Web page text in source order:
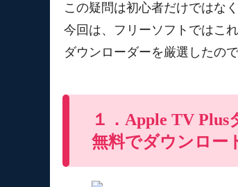
この疑問は初心者だけではな
今回は、フリーソフトではこ
ダウンローダーを厳選したの
１．Apple TV
無料でダウンロー